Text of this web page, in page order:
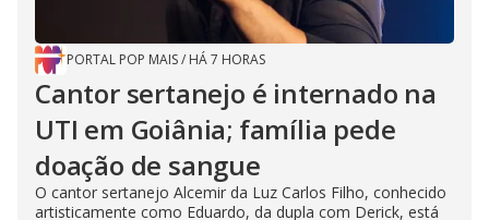
PORTAL POP MAIS/ HÁ 7 HORAS
Cantor sertanejo é internado na
UTI em Goiânia; família pede
doação de sangue
O cantor sertanejo Alcemir da Luz Carlos Filho, conhecido
artisticamente como Eduardo, da dupla com Derick, está